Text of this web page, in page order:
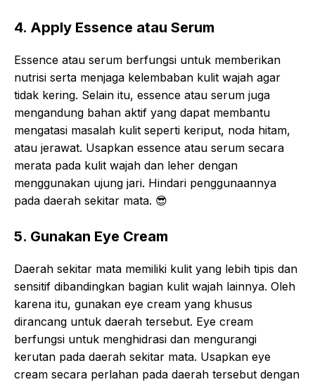
4. Apply Essence atau Serum
Essence atau serum berfungsi untuk memberikan
nutrisi serta menjaga kelembaban kulit wajah agar
tidak kering. Selain itu, essence atau serum juga
mengandung bahan aktif yang dapat membantu
mengatasi masalah kulit seperti keriput, noda hitam,
atau jerawat. Usapkan essence atau serum secara
merata pada kulit wajah dan leher dengan
menggunakan ujung jari. Hindari penggunaannya
pada daerah sekitar mata. 😎
5. Gunakan Eye Cream
Daerah sekitar mata memiliki kulit yang lebih tipis dan
sensitif dibandingkan bagian kulit wajah lainnya. Oleh
karena itu, gunakan eye cream yang khusus
dirancang untuk daerah tersebut. Eye cream
berfungsi untuk menghidrasi dan mengurangi
kerutan pada daerah sekitar mata. Usapkan eye
cream secara perlahan pada daerah tersebut dengan